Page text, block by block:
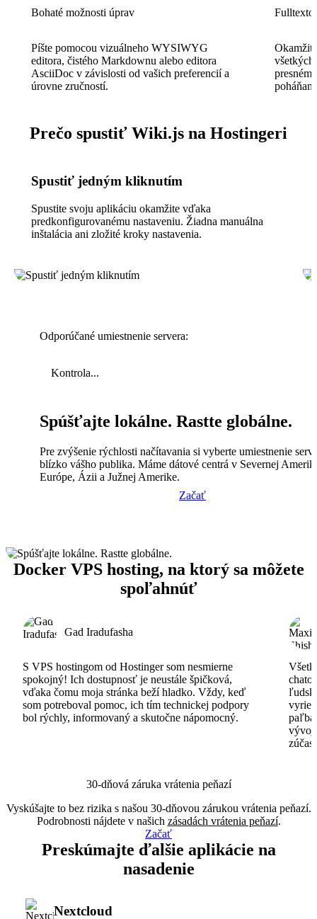
Bohaté možnosti úprav
Píšte pomocou vizuálneho WYSIWYG
editora, čistého Markdownu alebo editora
AsciiDoc v závislosti od vašich preferencií a
úrovne zručností.
Prečo spustiť Wiki.js na Hostingeri
Spustiť jedným kliknutím
Spustite svoju aplikáciu okamžite vďaka
predkonfigurovanému nastaveniu. Žiadna manuálna
inštalácia ani zložité kroky nastavenia.
Odporúčané umiestnenie servera:
Kontrola...
Spúšťajte lokálne. Rastte globálne.
Pre zvýšenie rýchlosti načítavania si vyberte umiestnenie
blízko vášho publika. Máme dátové centrá v Severnej
Európe, Ázii a Južnej Amerike.
Začať
Docker VPS hosting, na ktorý sa môžete
spoľahnúť
Gad Iradufasha
S VPS hostingom od Hostinger som nesmierne
spokojný! Ich dostupnosť je neustále špičková,
vďaka čomu moja stránka beží hladko. Vždy, keď
som potreboval pomoc, ich tím technickej podpory
bol rýchly, informovaný a skutočne nápomocný.
30-dňová záruka vrátenia peňazí
Vyskúšajte to bez rizika s našou 30-dňovou zárukou vrátenia peňazí.
Podrobnosti nájdete v našich zásadách vrátenia peňazí.
Začať
Preskúmajte ďalšie aplikácie na
nasadenie
Nextcloud